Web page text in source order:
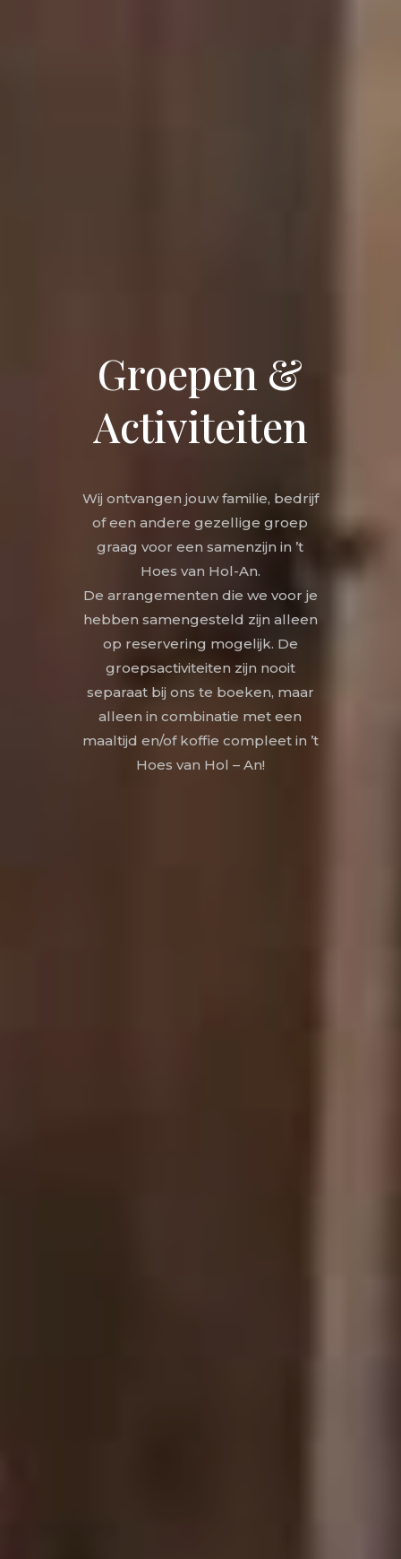
Groepen &
Activiteiten
Wij ontvangen jouw familie, bedrijf
of een andere gezellige groep
graag voor een samenzijn in ’t
Hoes van Hol-An.
De arrangementen die we voor je
hebben samengesteld zijn alleen
op reservering mogelijk. De
groepsactiviteiten zijn nooit
separaat bij ons te boeken, maar
alleen in combinatie met een
maaltijd en/of koffie compleet in ’t
Hoes van Hol – An!